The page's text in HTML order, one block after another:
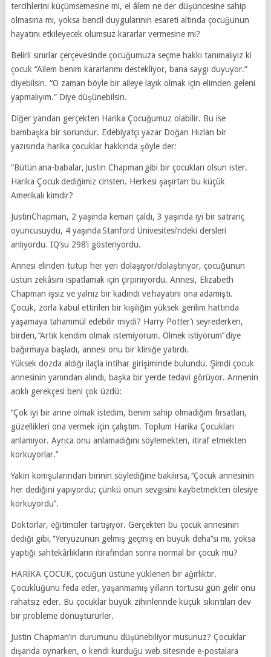
tercihlerini küçümsemesine mi, el âlem ne der düşüncesine sahip
olmasına mı, yoksa bencil duygularının esareti altında çocuğunun
hayatını etkileyecek olumsuz kararlar vermesine mi?
Belirli sınırlar çerçevesinde çocuğumuza seçme hakkı tanımalıyız ki
çocuk “Ailem benim kararlarımı destekliyor, bana saygı duyuyor.”
diyebilsin. “O zaman böyle bir aileye layık olmak için elimden geleni
yapmalıyım.” Diye düşünebilsin.
Diğer yandan gerçekten Harika Çocuğumuz olabilir. Bu ise
bambaşka bir sorundur. Edebiyatçı yazar Doğan Hızlan bir
yazısında harika çocuklar hakkında şöyle der:
“Bütün ana-babalar, Justin Chapman gibi bir çocukları olsun ister.
Harika Çocuk dediğimiz cinsten. Herkesi şaşırtan bu küçük
Amerikalı kimdir?
JustinChapman, 2 yaşında keman çaldı, 3 yaşında iyi bir satranç
oyuncusuydu, 4 yaşında Stanford Ünivesitesi’ndeki dersleri
anlıyordu. IQ’su 298’i gösteriyordu.
Annesi elinden tutup her yeri dolaşıyor/dolaştırıyor, çocuğunun
üstün zekâsını ispatlamak için çırpınıyordu. Annesi, Elizabeth
Chapman işsiz ve yalnız bir kadındı ve hayatını ona adamıştı.
Çocuk, zorla kabul ettirilen bir kişiliğin yüksek gerilim hattında
yaşamaya tahammül edebilir miydi? Harry Potter’ı seyrederken,
birden, ‘‘Artık kendim olmak istemiyorum. Ölmek istiyorum’’ diye
bağırmaya başladı, annesi onu bir kliniğe yatırdı.
Yüksek dozda aldığı ilaçla intihar girişiminde bulundu. Şimdi çocuk
annesinin yanından alındı, başka bir yerde tedavi görüyor. Annenin
acıklı gerekçesi beni çok üzdü:
‘‘Çok iyi bir anne olmak istedim, benim sahip olmadığım fırsatları,
güzellikleri ona vermek için çalıştım. Toplum Harika Çocukları
anlamıyor. Ayrıca onu anlamadığını söylemekten, itiraf etmekten
korkuyorlar.’’
Yakın komşularından birinin söylediğine bakılırsa, ‘‘Çocuk annesinin
her dediğini yapıyordu; çünkü onun sevgisini kaybetmekten ölesiye
korkuyordu’’.
Doktorlar, eğitimciler tartışıyor. Gerçekten bu çocuk annesinin
dediği gibi, ‘‘Yeryüzünün gelmiş geçmiş en büyük deha’’sı mı, yoksa
yaptığı sahtekârlıkların itirafından sonra normal bir çocuk mu?
HARİKA ÇOCUK, çocuğun üstüne yüklenen bir ağırlıktır.
Çocukluğunu feda eder, yaşanmamış yılların tortusu gün gelir onu
rahatsız eder. Bu çocuklar büyük zihinlerinde küçük sıkıntıları dev
bir probleme dönüştürürler.
Justin Chapman’in durumunu düşünebiliyor musunuz? Çocuklar
dışarıda oynarken, o kendi kurduğu web sitesinde e-postalara